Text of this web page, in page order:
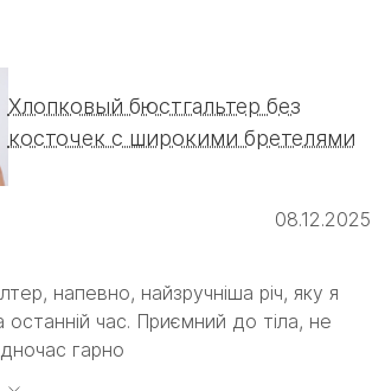
Хлопковый бюстгальтер без
косточек с широкими бретелями
08.12.2025
напевно, найзручніша річ, яку я
останній час. Приємний до тіла, не
гарно
напевно, найзручніша річ, яку я
останній час. Приємний до тіла, не
гарно тримає. Ніяких кісточок,
в тіло або давили десь.